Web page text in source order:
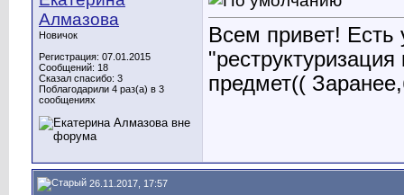
Алмазова
Новичок
Регистрация: 07.01.2015
Сообщений: 18
Сказал спасибо: 3
Поблагодарили 4 раз(а) в 3
сообщениях
Всем привет! Есть
предмет((
26.11.2017, 17:57